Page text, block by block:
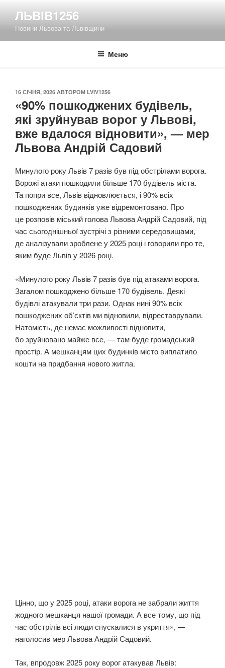
вмісту
ЛЬВІВ1256
Новини Львова та Львівщини
Меню
ОПУБЛІКОВАНО
16 СІЧНЯ, 2026 АВТОРОМ LVIV1256
«90% пошкоджених будівель,
які зруйнував ворог у Львові,
вже вдалося відновити», — мер
Львова Андрій Садовий
Минулого року Львів 7 разів був під обстрілами ворога.
Ворожі атаки пошкодили більше 170 будівель міста.
Та попри все, Львів відновлюється, і 90% всіх
пошкоджених будинків уже відремонтовано. Про
це розповів міський голова Львова Андрій Садовий, під
час сьогоднішньої зустрічі з різними середовищами,
де аналізували зроблене у 2025 році і говорили про те,
яким буде Львів у 2026 році.
«Минулого року Львів 7 разів був під атаками ворога.
Загалом пошкоджено більше 170 будівель. Деякі
будівлі атакували три рази. Однак нині 90% всіх
пошкоджених об’єктів ми відновили, відреставрували.
Натомість, де немає можливості відновити,
бо зруйновано майже все, — там буде громадський
простір. А мешканцям цих будинків місто виплатило
кошти на придбання нового житла.
Цінно, що у 2025 році, атаки ворога не забрали життя
жодного мешканця нашої громади. А все тому, що під
час обстрілів всі люди спускалися в укриття», —
наголосив мер Львова Андрій Садовий.
Так, впродовж 2025 року ворог атакував Львів: